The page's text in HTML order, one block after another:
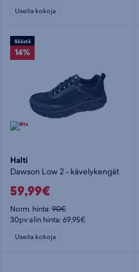
Useita kokoja
Säästä
14%
Halti
Dawson Low 2 - kävelykengät
59,99€
Norm. hinta:90€
30pv alin hinta: 69,95€
Useita kokoja